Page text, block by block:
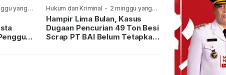
yang
Hukum dan Kriminal - 2 minggu yang
lalu
Hampir Lima Bulan, Kasus
Dugaan Pencurian 49 Ton Besi
Scrap PT BAI Belum Tetapkan